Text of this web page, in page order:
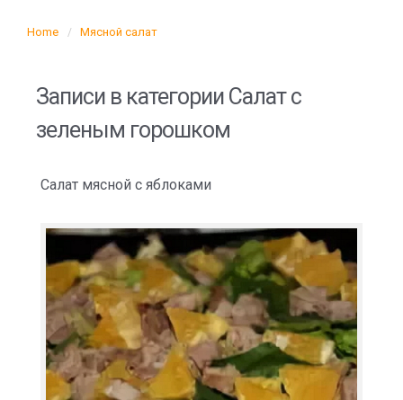
Home Мясной салат
Записи в категории Салат с
зеленым горошком
Салат мясной с яблоками